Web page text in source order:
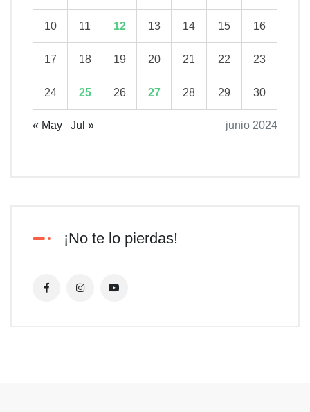
junio 2024
10 11 12 13 14 15 16
17 18 19 20 21 22 23
24 25 26 27 28 29 30
« May Jul »
¡No te lo pierdas!